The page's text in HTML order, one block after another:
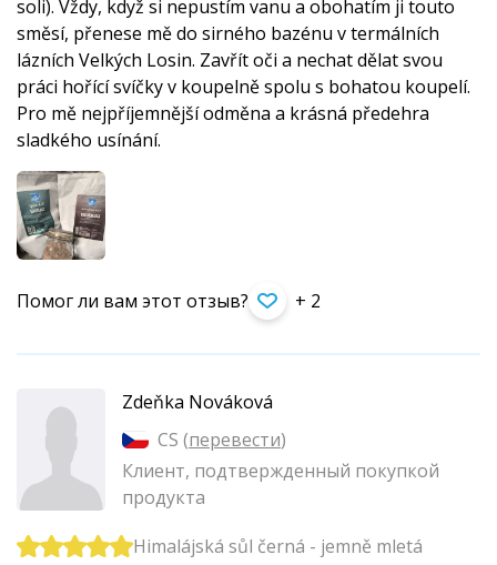
soli). Vždy, když si nepustím vanu a obohatím ji touto
směsí, přenese mě do sirného bazénu v termálních
lázních Velkých Losin. Zavřít oči a nechat dělat svou
práci hořící svíčky v koupelně spolu s bohatou koupelí.
Pro mě nejpříjemnější odměna a krásná předehra
sladkého usínání.
Помог ли вам этот отзыв? + 2
Zdeňka Nováková
CS (перевести)
Клиент, подтвержденный покупкой
продукта
Himalájská sůl černá - jemně mletá